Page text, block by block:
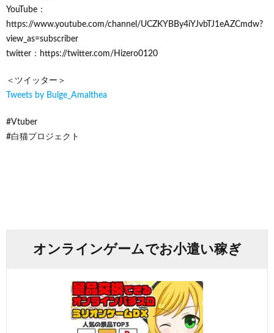
YouTube：
https://www.youtube.com/channel/UCZKYBBy4iYJvbTJ1eAZCmdw?
view_as=subscriber
twitter：https://twitter.com/Hizero0120
＜ツイッター＞
Tweets by Bulge_Amalthea
#Vtuber
#白猫プロジェクト
オンラインゲームでお小遣い稼ぎ